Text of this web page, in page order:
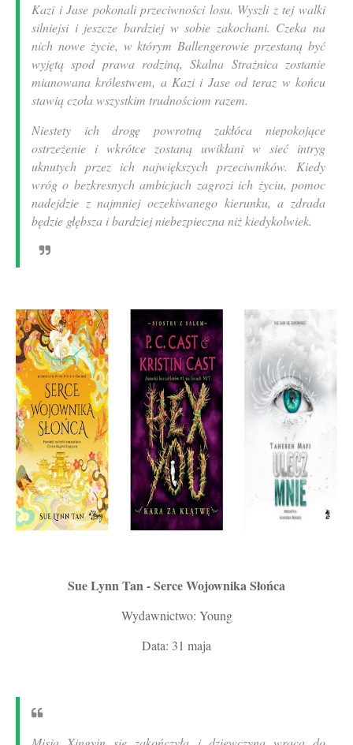
Kazi i Jase pokonali przeciwności losu. Wyszli z tej walki
silniejsi i jeszcze bardziej w sobie zakochani. Czeka na
nich nowe życie, w którym Ballengerowie przestaną być
wyjętą spod prawa rodziną, Skalna Strażnica zostanie
mianowana królestwem, a Kazi i Jase od teraz w końcu
stawią czoła wszystkim trudnościom razem.
Niestety ich drogę powrotną zakłóca niepokojące
ostrzeżenie i wkrótce zostaną uwikłani w sieć intryg
uknutych przez ich największych przeciwników. Kiedy
wróg o bezkresnych ambicjach zagrozi ich życiu, pomoc
nadejdzie z najmniej oczekiwanego kierunku, a zdrada
będzie głębsza i bardziej niebezpieczna niż kiedykolwiek.
Sue Lynn Tan - Serce Wojownika Słońca
Wydawnictwo: Young
Data: 31 maja